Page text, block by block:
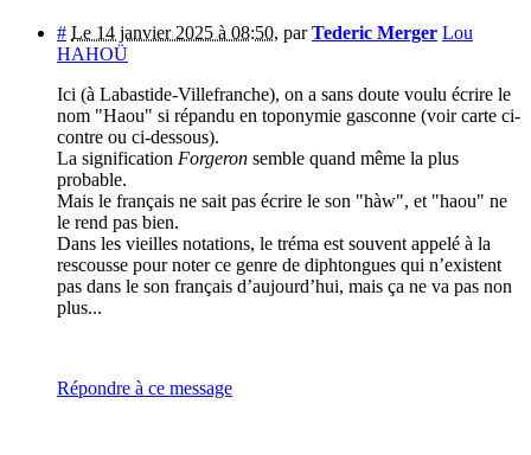
# Le 14 janvier 2025 à 08:50, parTederic Merger Lou
HAHOÜ
Ici (à Labastide-Villefranche), on a sans doute voulu écrire le
nom "Haou" si répandu en toponymie gasconne (voir carte ci-
contre ou ci-dessous).
La signification Forgeron semble quand même la plus
probable.
Mais le français ne sait pas écrire le son "hàw", et "haou" ne
le rend pas bien.
Dans les vieilles notations, le tréma est souvent appelé à la
rescousse pour noter ce genre de diphtongues qui n’existent
pas dans le son français d’aujourd’hui, mais ça ne va pas non
plus...
Répondre à ce message